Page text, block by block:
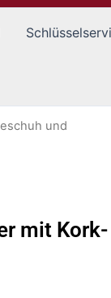
und
mit Kork-